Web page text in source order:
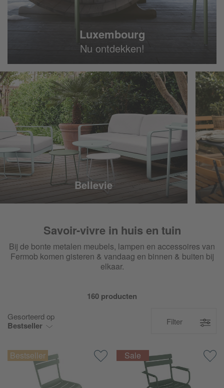
Luxembourg
Nu ontdekken!
Bellevie
Savoir-vivre in huis en tuin
Bij de bonte metalen meubels, lampen en accessoires van
Fermob komen gisteren & vandaag en binnen & buiten bij
elkaar.
160 producten
Gesorteerd op
Bestseller Filter